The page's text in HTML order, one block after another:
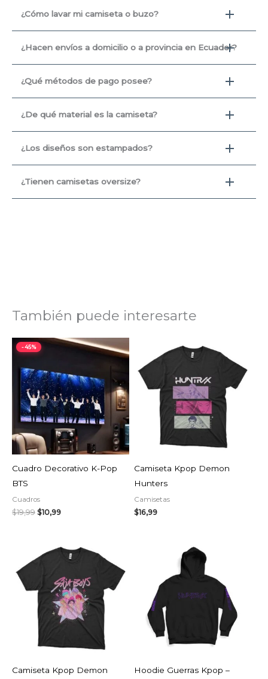
¿Cómo lavar mi camiseta o buzo?
¿Hacen envíos a domicilio o a provincia en Ecuador?
¿Qué métodos de pago posee?
¿De qué material es la camiseta?
¿Los diseños son estampados?
¿Tienen camisetas oversize?
También puede interesarte
-45%
AGOTADO
Cuadro Decorativo K-Pop
BTS
Cuadros
$19,99
El
precio
era:
$19,99.
$10,99
El
$10,99.
Camiseta Kpop Demon
Hunters
Camisetas
$16,99
Camiseta Kpop Demon
Hoodie Guerras Kpop –